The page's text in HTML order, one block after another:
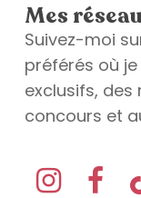
Mes
Suivez-moi
préférés où
exclusifs, des
concours et